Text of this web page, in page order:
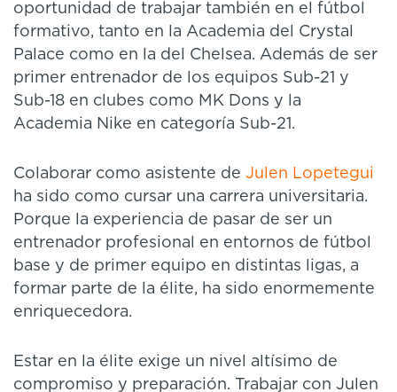
oportunidad de trabajar también en el fútbol
formativo, tanto en la Academia del Crystal
Palace como en la del Chelsea. Además de ser
primer entrenador de los equipos Sub-21 y
Sub-18 en clubes como MK Dons y la
Academia Nike en categoría Sub-21.
Colaborar como asistente de Julen Lopetegui
ha sido como cursar una carrera universitaria.
Porque la experiencia de pasar de ser un
entrenador profesional en entornos de fútbol
base y de primer equipo en distintas ligas, a
formar parte de la élite, ha sido enormemente
enriquecedora.
Estar en la élite exige un nivel altísimo de
compromiso y preparación. Trabajar con Julen